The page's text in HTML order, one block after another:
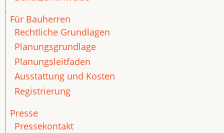
Für Bauherren
Rechtliche Grundlagen
Planungsgrundlage
Planungsleitfaden
Ausstattung und Kosten
Registrierung
Presse
Pressekontakt